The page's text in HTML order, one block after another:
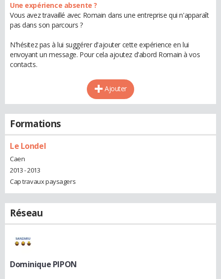
Une expérience absente ?
Vous avez travaillé avec Romain dans une entreprise qui n'apparaît
pas dans son parcours ?
N'hésitez pas à lui suggérer d'ajouter cette expérience en lui
envoyant un message. Pour cela ajoutez d'abord Romain à vos
contacts.
Ajouter
Formations
Le Londel
Caen
2013 - 2013
Cap travaux paysagers
Réseau
Dominique PIPON